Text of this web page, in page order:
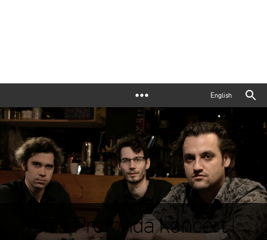
English
Terra Profonda koncert |